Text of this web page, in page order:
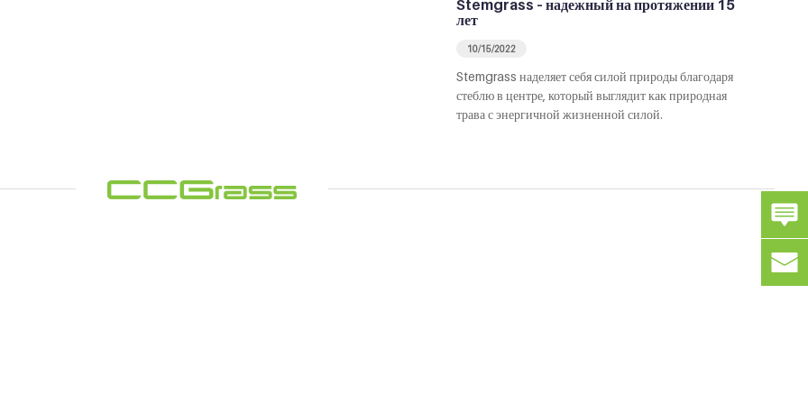
Stemgrass – надежный на протяжении 15
лет
10/15/2022
Stemgrass наделяет себя силой природы благодаря
стеблю в центре, который выглядит как природная
трава с энергичной жизненной силой.